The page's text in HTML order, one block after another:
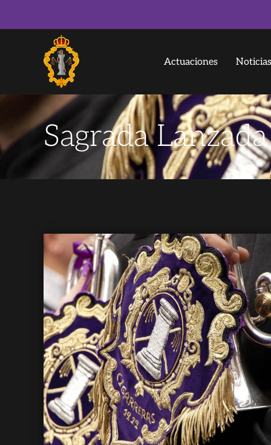
Actuaciones Noticias
Sagrada Lanzada